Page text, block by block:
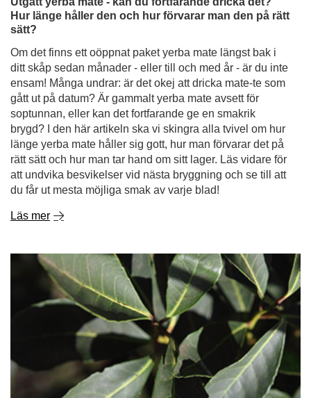
soptunnan, eller kan det fortfarande ge en smakrik
brygd? I den här artikeln ska vi skingra alla tvivel om hur
rätt sätt och hur man tar hand om sitt lager. Läs vidare för
att undvika besvikelser vid nästa bryggning och se till att
du får ut mesta möjliga smak av varje blad!
Läs mer
Ekologisk yerba mate - varför är den bättre än
vanlig?
Ekologin har smugit sig in i vår vardag och håller